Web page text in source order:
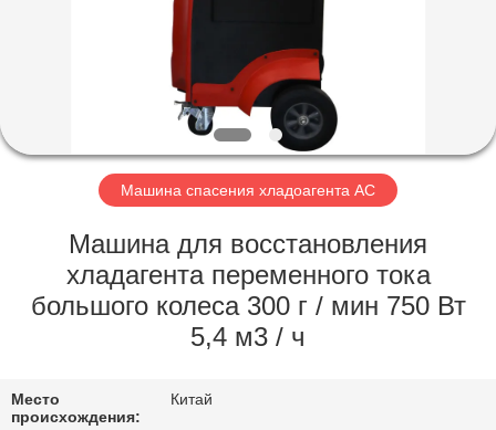
ПУТЕШЕСТВИЕ
ФАБРИКИ
ПРОВЕРКА
КАЧЕСТВА
МЫ
Машина спасения хладоагента AC
Машина для восстановления
хладагента переменного тока
большого колеса 300 г / мин 750 Вт
5,4 м3 / ч
Место
происхождения:
Китай